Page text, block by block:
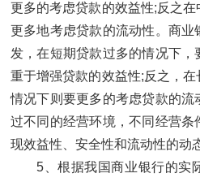
更多的考虑贷款的效益性;反之
更多地考虑贷款的流动性。商
发，在短期贷款过多的情况下，
重于增强贷款的效益性;反之，
情况下则要更多的考虑贷款的流
过不同的经营环境，不同经营
现效益性、安全性和流动性的动
5、根据我国商业银行的实